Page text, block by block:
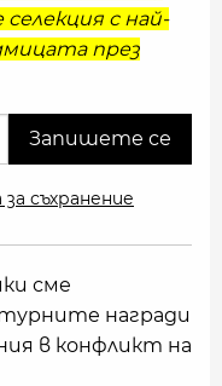
селекция с най-
през
съхранение
сме
награди
в конфликт на